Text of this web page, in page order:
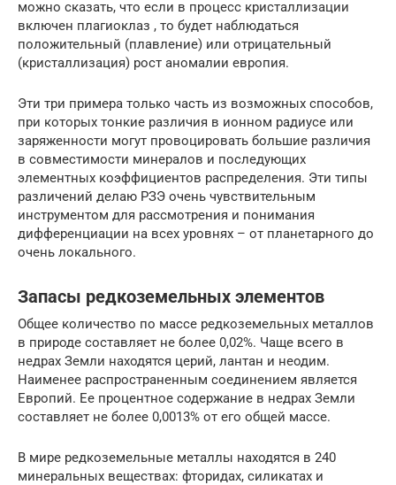
можно сказать, что если в процесс кристаллизации
включен плагиоклаз , то будет наблюдаться
положительный (плавление) или отрицательный
(кристаллизация) рост аномалии европия.
Эти три примера только часть из возможных способов,
при которых тонкие различия в ионном радиусе или
заряженности могут провоцировать большие различия
в совместимости минералов и последующих
элементных коэффициентов распределения. Эти типы
различений делаю РЗЭ очень чувствительным
инструментом для рассмотрения и понимания
дифференциации на всех уровнях – от планетарного до
очень локального.
Запасы редкоземельных элементов
Общее количество по массе редкоземельных металлов
в природе составляет не более 0,02%. Чаще всего в
недрах Земли находятся церий, лантан и неодим.
Наименее распространенным соединением является
Европий. Ее процентное содержание в недрах Земли
составляет не более 0,0013% от его общей массе.
В мире редкоземельные металлы находятся в 240
минеральных веществах: фторидах, силикатах и